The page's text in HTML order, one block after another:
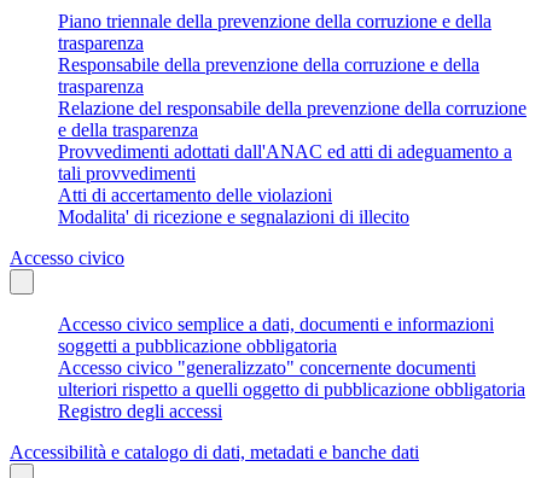
Piano triennale della prevenzione della corruzione e della
trasparenza
Responsabile della prevenzione della corruzione e della
trasparenza
Relazione del responsabile della prevenzione della corruzione
e della trasparenza
Provvedimenti adottati dall'ANAC ed atti di adeguamento a
tali provvedimenti
Atti di accertamento delle violazioni
Modalita' di ricezione e segnalazioni di illecito
Accesso civico
Accesso civico semplice a dati, documenti e informazioni
soggetti a pubblicazione obbligatoria
Accesso civico "generalizzato" concernente documenti
ulteriori rispetto a quelli oggetto di pubblicazione obbligatoria
Registro degli accessi
Accessibilità e catalogo di dati, metadati e banche dati